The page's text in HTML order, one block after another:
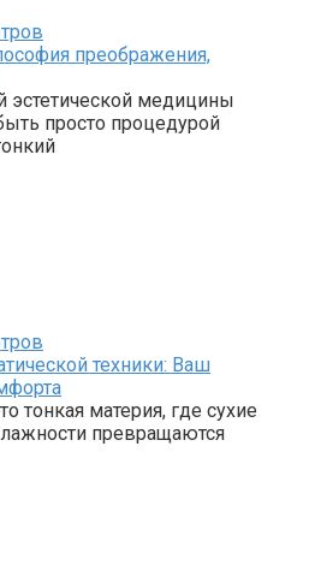
преображения,
эстетической медицины
просто процедурой
техники: Ваш
тонкая материя, где сухие
превращаются